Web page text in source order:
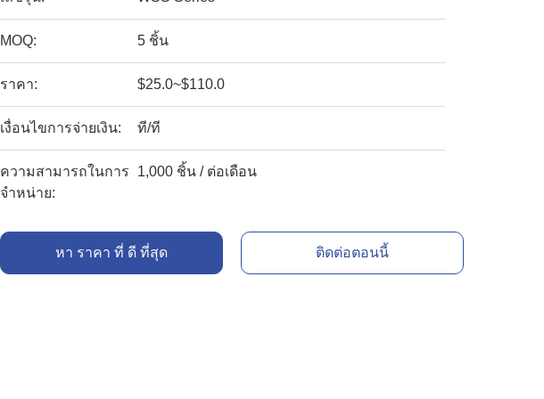
MOQ: 5 ชิ้น
ราคา: $25.0~$110.0
เงื่อนไขการจ่ายเงิน: ที/ที
ความสามารถในการ
จําหน่าย:
1,000 ชิ้น / ต่อเดือน
หา ราคา ที่ ดี ที่สุด ติดต่อตอนนี้